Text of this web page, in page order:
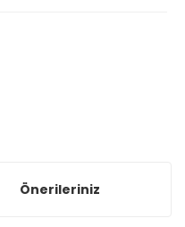
Önerileriniz